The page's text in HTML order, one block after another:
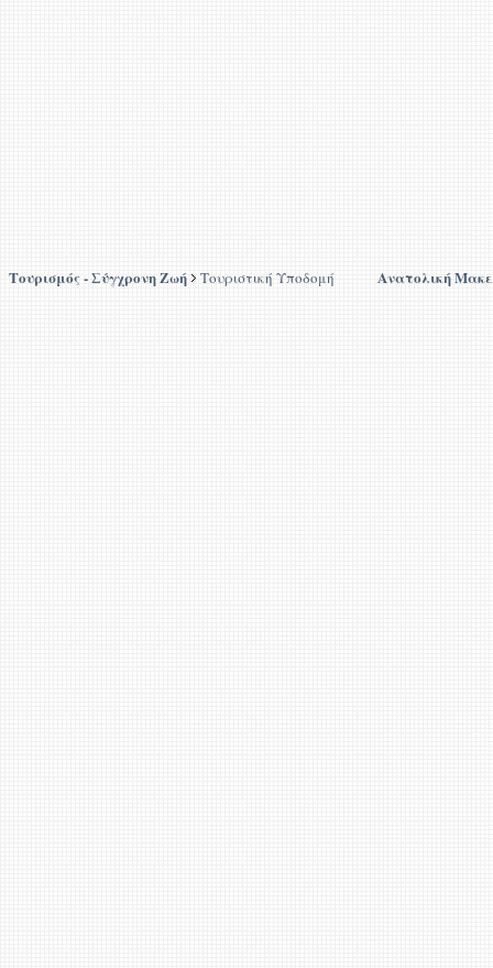
Τουρισμός - Σύγχρονη Ζωή Τουριστική Υποδομή Ανατολική